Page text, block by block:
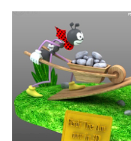
програмата предлага две
професионална
нето и анимацията,
разширена реалност, както и
компютърната печатна графика.